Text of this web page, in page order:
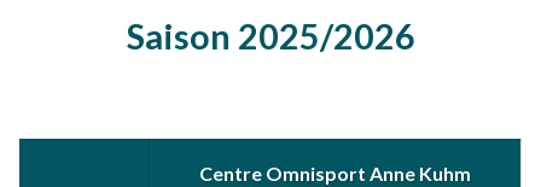
Saison 2025/2026
Centre Omnisport Anne Kuhm